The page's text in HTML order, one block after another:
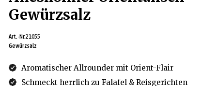
Gewürzsalz
Art.-Nr.21055
Gewürzsalz
Aromatischer Allrounder mit Orient-Flair
Schmeckt herrlich zu Falafel & Reisgerichten